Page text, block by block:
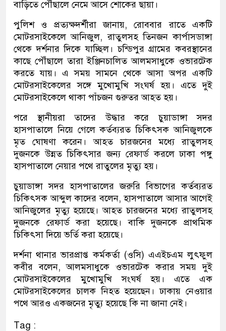
বাড়িতে পৌঁছালে নেমে আসে শোকের ছায়া।
পুলিশ ও প্রত্যক্ষদর্শীরা জানায়, রোববার রাতে একটি
মোটরসাইকেলে আনিজুল, রাতুলসহ তিনজন কার্পাসডাঙ্গা
থেকে দর্শনার দিকে যাচ্ছিল। চন্ডিপুর গ্রামের কবরস্থানের
কাছে পৌঁছালে তারা ইঞ্জিনচালিত আলমসাধুকে ওভারটেক
করতে যায়। এ সময় সামনে থেকে আসা অপর একটি
মোটরসাইকেলের সঙ্গে মুখোমুখি সংঘর্ষ হয়। এতে দুই
মোটরসাইকেলে থাকা পাঁচজন গুরুতর আহত হয়।
পরে স্থানীয়রা তাদের উদ্ধার করে চুয়াডাঙ্গা সদর
হাসপাতালে নিয়ে গেলে কর্তব্যরত চিকিৎসক আনিজুলকে
মৃত ঘোষণা করেন। আহত চারজনের মধ্যে রাতুলসহ
দুজনকে উন্নত চিকিৎসার জন্য রেফার্ড করলে ঢাকা পঙ্গু
হাসপাতালে নেয়ার পথে রাতুলের মৃত্যু হয়।
চুয়াডাঙ্গা সদর হাসপাতালের জরুরি বিভাগের কর্তব্যরত
চিকিৎসক আব্দুল কাদের বলেন, হাসপাতালে আসার আগেই
আনিজুলের মৃত্যু হয়েছে। আহত চারজনের মধ্যে রাতুলসহ
দুজনকে রেফার্ড করা হয়েছে। বাকি দুজনকে প্রাথমিক
চিকিৎসা দিয়ে ভর্তি করা হয়েছে।
দর্শনা থানার ভারপ্রাপ্ত কর্মকর্তা (ওসি) এএইচএম লুৎফুল
কবীর বলেন, আলমসাধুকে ওভারটেক করার সময় দুই
মোটরসাইকেলের মুখোমুখি সংঘর্ষ হয়। এতে এক
মোটরসাইকেলের চালক নিহত হয়েছেন। ঢাকায় নেওয়ার
পথে আরও একজনের মৃত্যু হয়েছে কি না জানা নেই।
Tag :